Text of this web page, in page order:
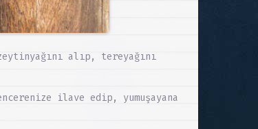
alıp, tereyağını
ilave edip, yumuşayana